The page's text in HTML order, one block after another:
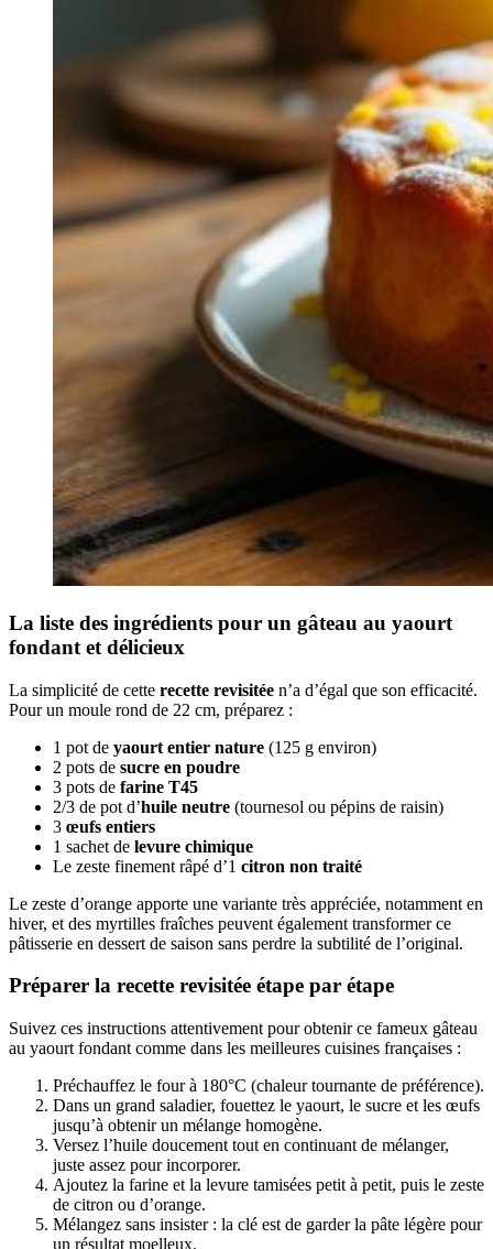
La liste des ingrédients pour un gâteau au yaourt
fondant et délicieux
La simplicité de cette recette revisitée n’a d’égal que son efficacité.
Pour un moule rond de 22 cm, préparez :
1 pot de yaourt entier nature (125 g environ)
2 pots de sucre en poudre
3 pots de farine T45
2/3 de pot d’huile neutre (tournesol ou pépins de raisin)
3 œufs entiers
1 sachet de levure chimique
Le zeste finement râpé d’1 citron non traité
Le zeste d’orange apporte une variante très appréciée, notamment en
hiver, et des myrtilles fraîches peuvent également transformer ce
pâtisserie en dessert de saison sans perdre la subtilité de l’original.
Préparer la recette revisitée étape par étape
Suivez ces instructions attentivement pour obtenir ce fameux gâteau
au yaourt fondant comme dans les meilleures cuisines françaises :
Préchauffez le four à 180°C (chaleur tournante de préférence).
Dans un grand saladier, fouettez le yaourt, le sucre et les œufs
jusqu’à obtenir un mélange homogène.
Versez l’huile doucement tout en continuant de mélanger,
juste assez pour incorporer.
Ajoutez la farine et la levure tamisées petit à petit, puis le zeste
de citron ou d’orange.
Mélangez sans insister : la clé est de garder la pâte légère pour
un résultat moelleux.